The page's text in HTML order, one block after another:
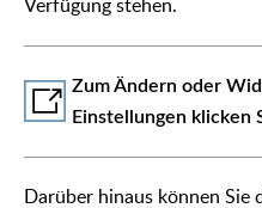
Verfügung stehen.
Zum Ändern oder
Einstellungen klicken
Darüber hinaus können Sie